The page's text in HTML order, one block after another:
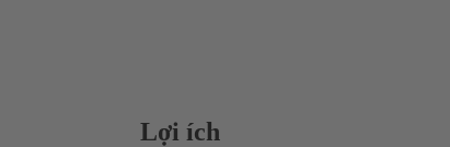
Lợi ích